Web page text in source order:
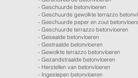
-Geschuurde betonvloeren
-Geschuurde gewolkte terrazzo
-Geschuurde peper en zout
-Geschuurde terrazzo betonvloeren
-Gesealde betonvloeren
-Gestraalde betonvloeren
-Gewolkte terrazzo betonvloeren
-Gezandstraalde betonvloeren
- Herstellen van betonvloeren
- Ingeslepen betonvloeren